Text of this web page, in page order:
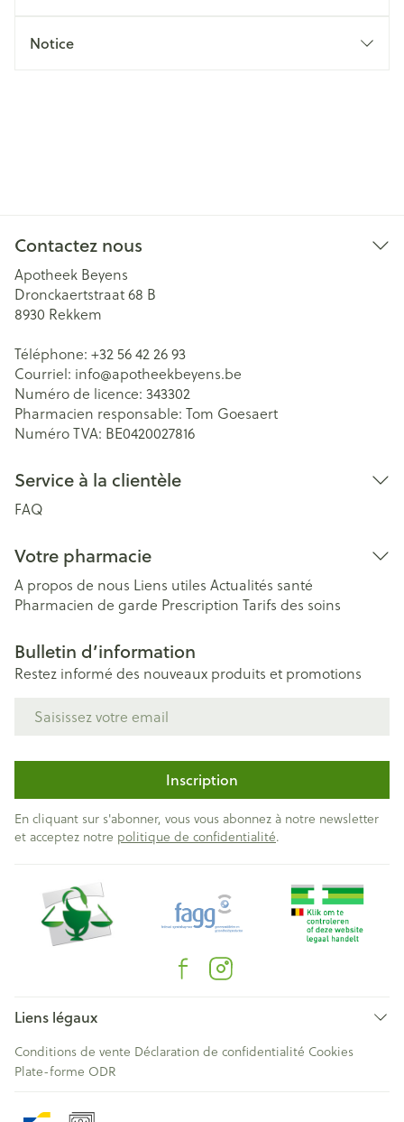
Notice
Contactez nous
Apotheek Beyens
Dronckaertstraat 68 B
8930 Rekkem
Téléphone: +32 56 42 26 93
Courriel: info@apotheekbeyens.be
Numéro de licence: 343302
Pharmacien responsable: Tom Goesaert
Numéro TVA: BE0420027816
Service à la clientèle
FAQ
Votre pharmacie
A propos de nous Liens utiles Actualités santé
Pharmacien de garde Prescription Tarifs des soins
Bulletin d’information
Restez informé des nouveaux produits et promotions
Inscription
En cliquant sur s'abonner, vous vous abonnez à notre newsletter
et acceptez notre politique de confidentialité.
Liens légaux
Conditions de vente Déclaration de confidentialité Cookies
Plate-forme ODR